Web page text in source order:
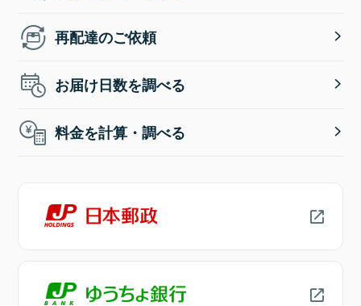
再配達のご依頼
お届け日数を調べる
料金を計算・調べる